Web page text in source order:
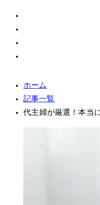
ホーム
記事一覧
40代主婦が厳選！本